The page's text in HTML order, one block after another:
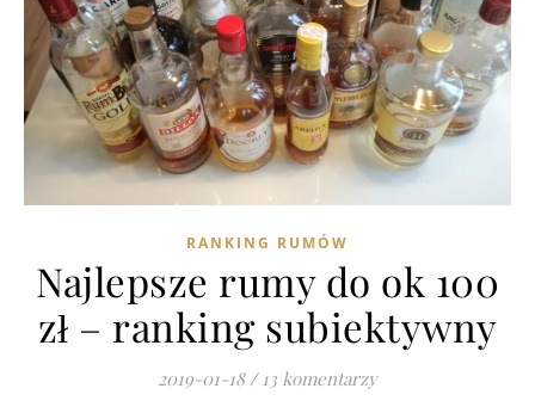
RANKING RUMÓW
Najlepsze rumy do ok 100
zł – ranking subiektywny
2019-01-18 / 13 komentarzy